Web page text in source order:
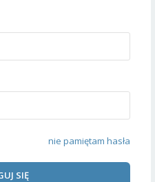
nie pamiętam hasła
SIĘ